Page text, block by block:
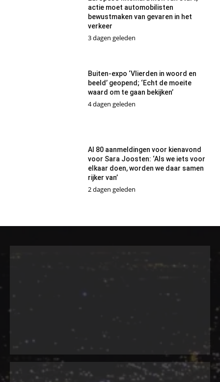
actie moet automobilisten
bewustmaken van gevaren in het
verkeer
3 dagen geleden
Buiten-expo ‘Vlierden in woord en
beeld’ geopend; ‘Echt de moeite
waard om te gaan bekijken’
4 dagen geleden
Al 80 aanmeldingen voor kienavond
voor Sara Joosten: ‘Als we iets voor
elkaar doen, worden we daar samen
rijker van’
2 dagen geleden